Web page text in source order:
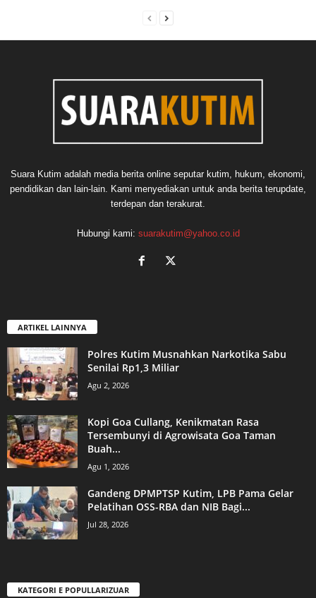
Suara Kutim adalah media berita online seputar kutim, hukum, ekonomi,
pendidikan dan lain-lain. Kami menyediakan untuk anda berita terupdate,
terdepan dan terakurat.
Hubungi kami: suarakutim@yahoo.co.id
ARTIKEL LAINNYA
Polres Kutim Musnahkan Narkotika Sabu
Senilai Rp1,3 Miliar
Agu 2, 2026
Kopi Goa Cullang, Kenikmatan Rasa
Tersembunyi di Agrowisata Goa Taman
Buah...
Agu 1, 2026
Gandeng DPMPTSP Kutim, LPB Pama Gelar
Pelatihan OSS-RBA dan NIB Bagi...
Jul 28, 2026
KATEGORI E POPULLARIZUAR